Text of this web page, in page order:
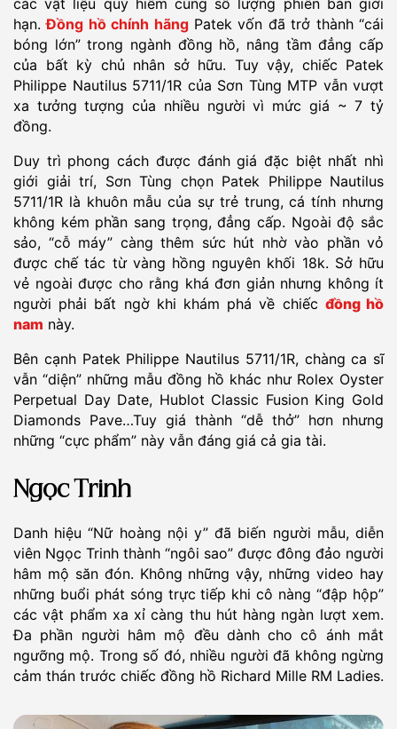
hạn.Đồng hồ chính hãngPatek vốn đã trở thành “cái
bóng lớn” trong ngành đồng hồ, nâng tầm đẳng cấp
của bất kỳ chủ nhân sở hữu. Tuy vậy, chiếc Patek
Philippe Nautilus 5711/1R của Sơn Tùng MTP vẫn vượt
xa tưởng tượng của nhiều người vì mức giá ~ 7 tỷ
đồng.
Duy trì phong cách được đánh giá đặc biệt nhất nhì
giới giải trí, Sơn Tùng chọn Patek Philippe Nautilus
5711/1R là khuôn mẫu của sự trẻ trung, cá tính nhưng
không kém phần sang trọng, đẳng cấp. Ngoài độ sắc
sảo, “cỗ máy” càng thêm sức hút nhờ vào phần vỏ
được chế tác từ vàng hồng nguyên khối 18k. Sở hữu
vẻ ngoài được cho rằng khá đơn giản nhưng không ít
người phải bất ngờ khi khám phá về chiếc đồng hồ
nam này.
Bên cạnh Patek Philippe Nautilus 5711/1R, chàng ca sĩ
vẫn “diện” những mẫu đồng hồ khác như Rolex Oyster
Perpetual Day Date, Hublot Classic Fusion King Gold
Diamonds Pave…Tuy giá thành “dễ thở” hơn nhưng
những “cực phẩm” này vẫn đáng giá cả gia tài.
Ngọc Trinh
Danh hiệu “Nữ hoàng nội y” đã biến người mẫu, diễn
viên Ngọc Trinh thành “ngôi sao” được đông đảo người
hâm mộ săn đón. Không những vậy, những video hay
những buổi phát sóng trực tiếp khi cô nàng “đập hộp”
các vật phẩm xa xỉ càng thu hút hàng ngàn lượt xem.
Đa phần người hâm mộ đều dành cho cô ánh mắt
ngưỡng mộ. Trong số đó, nhiều người đã không ngừng
cảm thán trước chiếc đồng hồ Richard Mille RM Ladies.